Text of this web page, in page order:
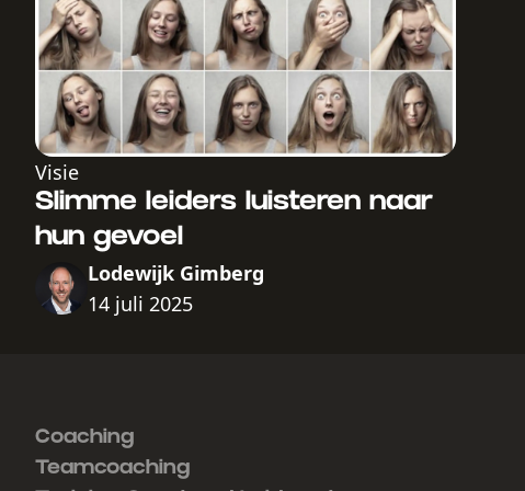
Visie
Slimme leiders luisteren naar
hun gevoel
Lodewijk Gimberg
14 juli 2025
Coaching
Teamcoaching